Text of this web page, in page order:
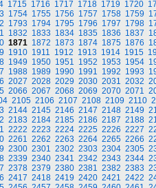
1715 1716 1717 1718 1719 1720
1754 1755 1756 1757 1758 1759
1793 1794 1795 1796 1797 1798
1832 1833 1834 1835 1836 1837
1871 1872 1873 1874 1875 1876
1910 1911 1912 1913 1914 1915
1949 1950 1951 1952 1953 1954
1988 1989 1990 1991 1992 1993
2027 2028 2029 2030 2031 2032
2066 2067 2068 2069 2070 2071
2105 2106 2107 2108 2109 2110
2144 2145 2146 2147 2148 2149
2183 2184 2185 2186 2187 2188
2222 2223 2224 2225 2226 2227
2261 2262 2263 2264 2265 2266
2300 2301 2302 2303 2304 2305
2339 2340 2341 2342 2343 2344
2378 2379 2380 2381 2382 2383
2417 2418 2419 2420 2421 2422